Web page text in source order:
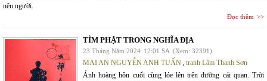
nên người.
Đọc thêm
TÌM PHẬT TRONG NGHĨA ĐỊA
23 Tháng Năm 2024 12:01 SA (Xem: 32391)
MAI AN NGUYỄN ANH TUẤN, tranh Lâm Thanh Sơn
Ánh hoàng hôn cuối cùng lóe lên trên đường cái quan. Trời